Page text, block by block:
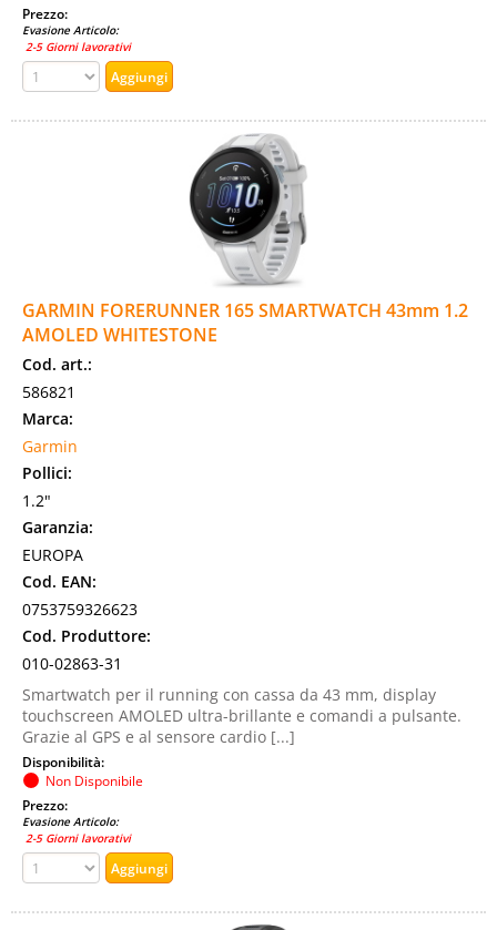
Prezzo:
Evasione Articolo:
2-5 Giorni lavorativi
GARMIN FORERUNNER 165 SMARTWATCH 43mm 1.2
AMOLED WHITESTONE
Cod. art.:
586821
Marca:
Garmin
Pollici:
1.2"
Garanzia:
EUROPA
Cod. EAN:
0753759326623
Cod. Produttore:
010-02863-31
Smartwatch per il running con cassa da 43 mm, display
touchscreen AMOLED ultra-brillante e comandi a pulsante.
Grazie al GPS e al sensore cardio [...]
Disponibilità:
Non Disponibile
Prezzo:
Evasione Articolo:
2-5 Giorni lavorativi